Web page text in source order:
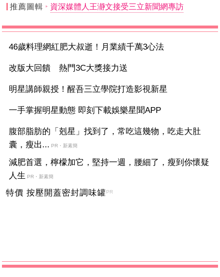
推薦圖輯 資深媒體人王瀞文接受三立新聞網專訪
46歲料理網紅肥大叔逝！月業績千萬3心法
改版大回饋 熱門3C大獎接力送
明星講師親授！醒吾三立學院打造影視新星
一手掌握明星動態 即刻下載娛樂星聞APP
腹部脂肪的「剋星」找到了，常吃這幾物，吃走大肚
囊，瘦出... PR・新素簡
減肥首選，檸檬加它，堅持一週，腰細了，瘦到你懷疑
人生 PR・新素簡
特價 按壓開蓋密封調味罐PR